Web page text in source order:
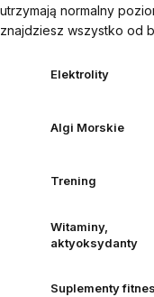
utrzymają normalny
znajdziesz wszystko od
Elektrolity
Algi Morskie
Trening
Witaminy,
aktyoksydanty
Suplementy